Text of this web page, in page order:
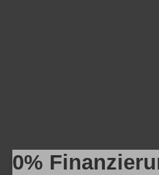
0%